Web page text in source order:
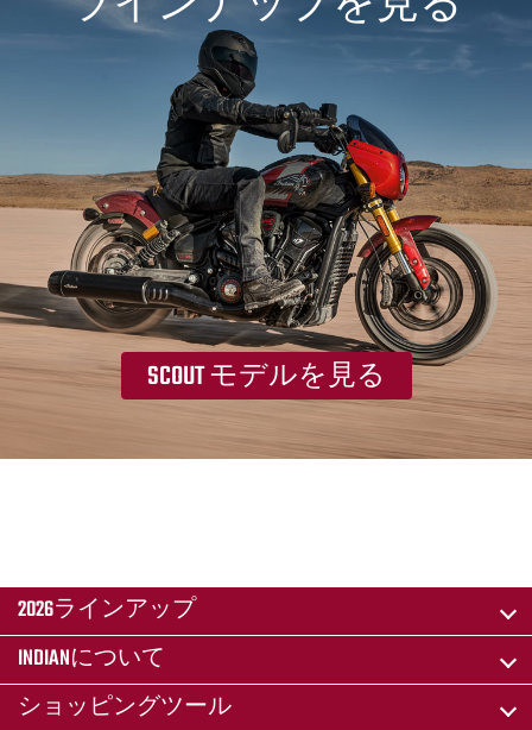
SCOUT モデルを見る
2026ラインアップ
INDIANについて
ショッピングツール